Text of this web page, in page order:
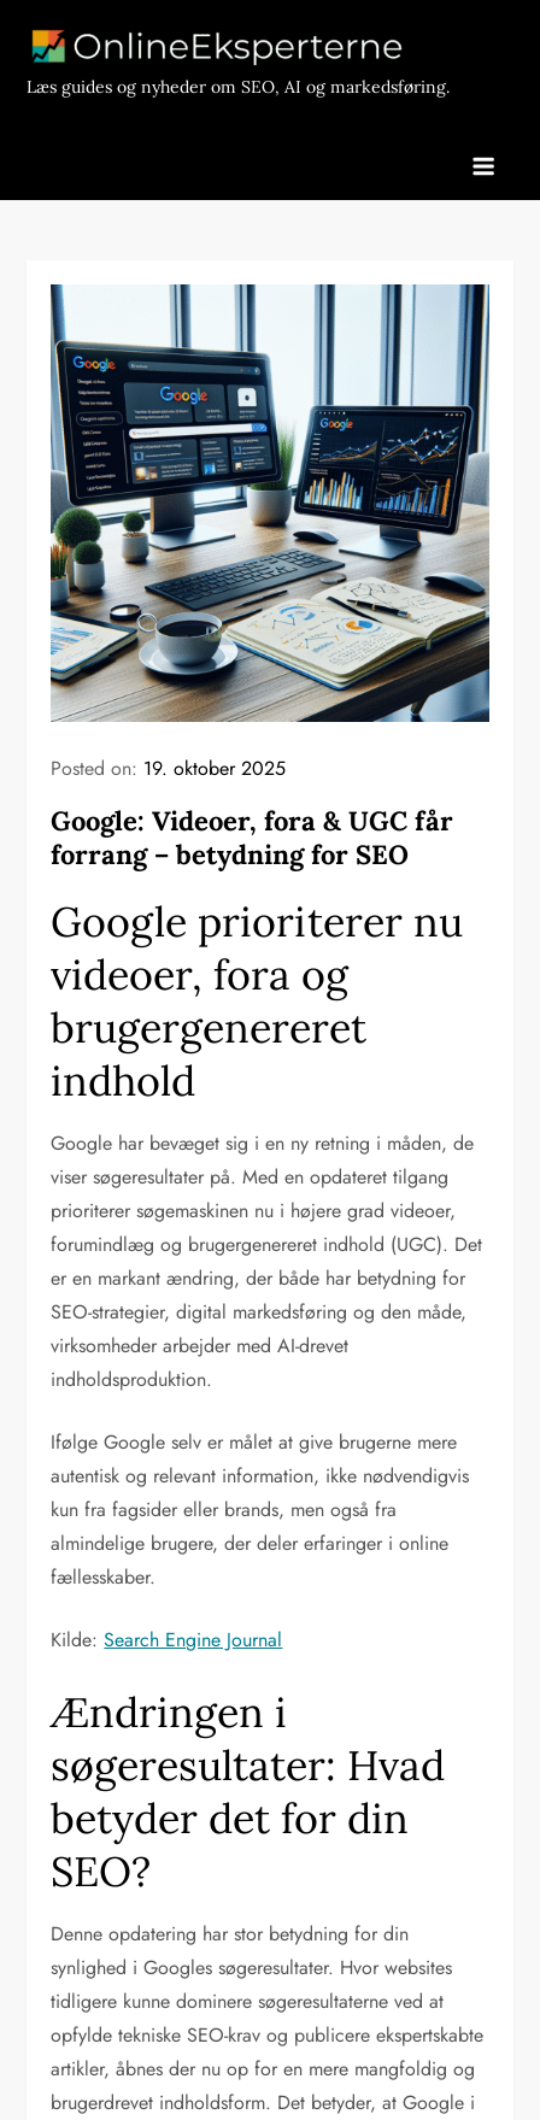
contentLæs guides og nyheder om SEO, AI og markedsføring.
Posted on: 19. oktober 2025
Google: Videoer, fora & UGC får
forrang – betydning for SEO
Google prioriterer nu
videoer, fora og
brugergenereret
indhold
Google har bevæget sig i en ny retning i måden, de
viser søgeresultater på. Med en opdateret tilgang
prioriterer søgemaskinen nu i højere grad videoer,
forumindlæg og brugergenereret indhold (UGC). Det
er en markant ændring, der både har betydning for
SEO-strategier, digital markedsføring og den måde,
virksomheder arbejder med AI-drevet
indholdsproduktion.
Ifølge Google selv er målet at give brugerne mere
autentisk og relevant information, ikke nødvendigvis
kun fra fagsider eller brands, men også fra
almindelige brugere, der deler erfaringer i online
fællesskaber.
Kilde:Search Engine Journal
Ændringen i
søgeresultater: Hvad
betyder det for din
SEO?
Denne opdatering har stor betydning for din
synlighed i Googles søgeresultater. Hvor websites
tidligere kunne dominere søgeresultaterne ved at
opfylde tekniske SEO-krav og publicere ekspertskabte
artikler, åbnes der nu op for en mere mangfoldig og
brugerdrevet indholdsform. Det betyder, at Google i